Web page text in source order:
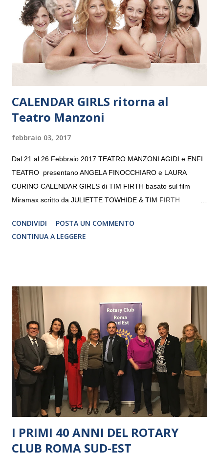
consecutivo. Il pubblico milanese avrà il piacere di applaudire i
giovani artisti della Baltic Sea Youth Philharmonic per la quarta
volta. L’orchestra, fondata nel 2008 da Kristjan Järvi (affiancato
da un prestigioso consiglio di consulent...
CALENDAR GIRLS ritorna al
Teatro Manzoni
febbraio 03, 2017
Dal 21 al 26 Febbraio 2017 TEATRO MANZONI AGIDI e ENFI
TEATRO presentano ANGELA FINOCCHIARO e LAURA
CURINO CALENDAR GIRLS di TIM FIRTH basato sul film
Miramax scritto da JULIETTE TOWHIDE & TIM FIRTH
CRISTINA PEZZOLI
CONDIVIDI
POSTA UN COMMENTO
CONTINUA A LEGGERE
I PRIMI 40 ANNI DEL ROTARY
CLUB ROMA SUD-EST